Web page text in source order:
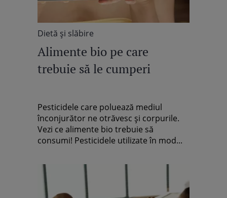
Dietă şi slăbire
Alimente bio pe care
trebuie să le cumperi
Pesticidele care poluează mediul
înconjurător ne otrăvesc şi corpurile.
Vezi ce alimente bio trebuie să
consumi! Pesticidele utilizate în mod...